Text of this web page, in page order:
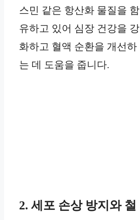
스민 같은 항산화 물질을 함
유하고 있어 심장 건강을 강
화하고 혈액 순환을 개선하
는 데 도움을 줍니다.
2. 세포 손상 방지와 철